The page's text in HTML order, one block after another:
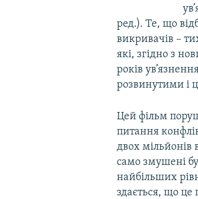
ред.). Те, що
викривачів –
які, згідно з
років
розвинутими і
Цей фільм
питання
двох мільйонів
само змушені
найбільших
здається, що це